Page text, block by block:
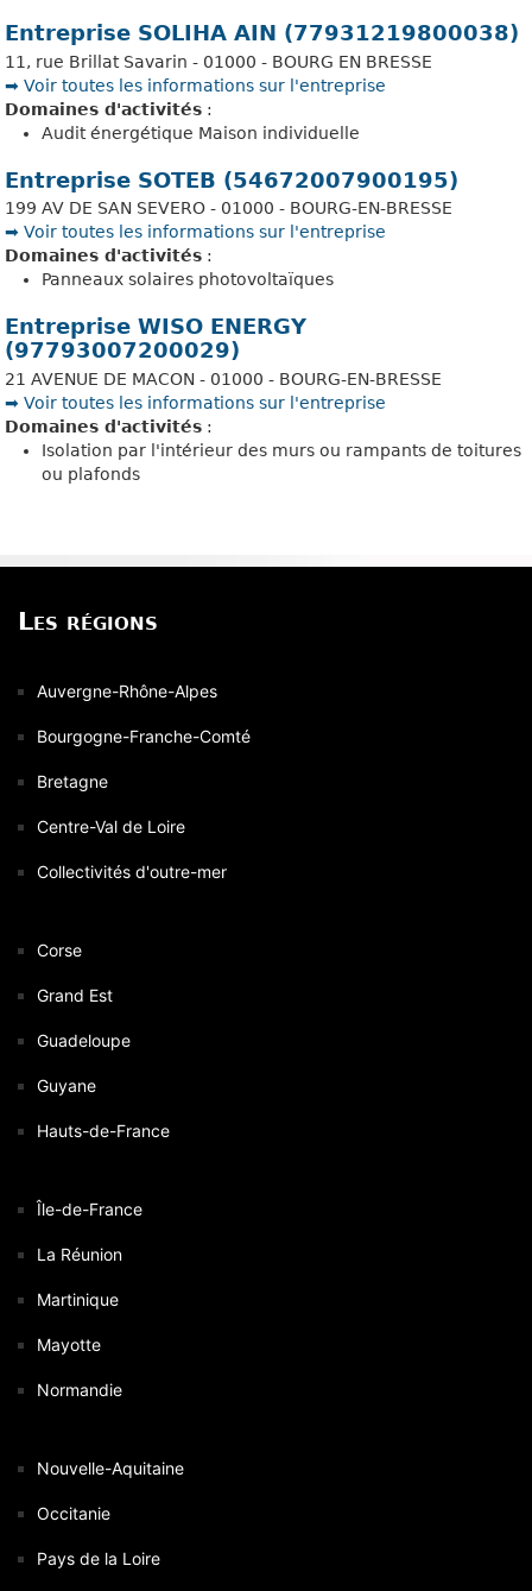
Entreprise SOLIHA AIN (77931219800038)
11, rue Brillat Savarin - 01000 - BOURG EN BRESSE
➡️ Voir toutes les informations sur l'entreprise
Domaines d'activités :
Audit énergétique Maison individuelle
Entreprise SOTEB (54672007900195)
199 AV DE SAN SEVERO - 01000 - BOURG-EN-BRESSE
➡️ Voir toutes les informations sur l'entreprise
Domaines d'activités :
Panneaux solaires photovoltaïques
Entreprise WISO ENERGY
(97793007200029)
21 AVENUE DE MACON - 01000 - BOURG-EN-BRESSE
➡️ Voir toutes les informations sur l'entreprise
Domaines d'activités :
Isolation par l'intérieur des murs ou rampants de toitures
ou plafonds
Les régions
Auvergne-Rhône-Alpes
Bourgogne-Franche-Comté
Bretagne
Centre-Val de Loire
Collectivités d'outre-mer
Corse
Grand Est
Guadeloupe
Guyane
Hauts-de-France
Île-de-France
La Réunion
Martinique
Mayotte
Normandie
Nouvelle-Aquitaine
Occitanie
Pays de la Loire